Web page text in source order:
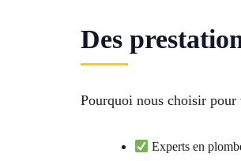
Des
Pourquoi nous choisir
Experts en